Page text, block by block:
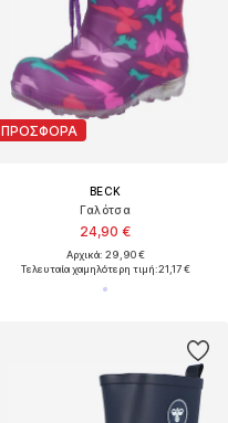
ΠΡΟΣΦΟΡΑ
BECK
Γαλότσα
24,90 €
Αρχικά: 29,90 €
Τελευταία χαμηλότερη τιμή:21,17 €